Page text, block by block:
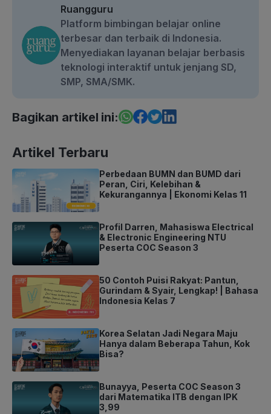
Ruangguru
Platform bimbingan belajar online
terbesar dan terbaik di Indonesia.
Menyediakan layanan belajar berbasis
teknologi interaktif untuk jenjang SD,
SMP, SMA/SMK.
Bagikan artikel ini:
Artikel Terbaru
Perbedaan BUMN dan BUMD dari
Peran, Ciri, Kelebihan &
Kekurangannya | Ekonomi Kelas 11
Profil Darren, Mahasiswa Electrical
& Electronic Engineering NTU
Peserta COC Season 3
50 Contoh Puisi Rakyat: Pantun,
Gurindam & Syair, Lengkap! | Bahasa
Indonesia Kelas 7
Korea Selatan Jadi Negara Maju
Hanya dalam Beberapa Tahun, Kok
Bisa?
Bunayya, Peserta COC Season 3
dari Matematika ITB dengan IPK
3,99